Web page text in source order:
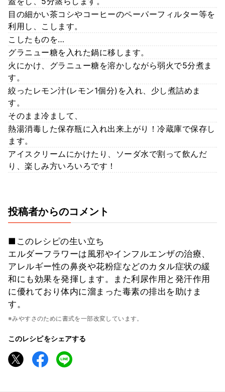
目の細かい茶コシやコーヒーのペーパーフィルター等を
利用し、こします。
こしたものを…
グラニュー糖を入れた鍋に移します。
火にかけ、グラニュー糖を溶かしながら弱火で5分煮ま
す。
絞ったレモン汁(レモン1個分)を入れ、少し煮詰めま
す。
そのまま冷まして、
熱湯消毒した保存瓶に入れ出来上がり！冷蔵庫で保存し
ます。
アイスクリームにかけたり、ソーダ水で割って飲んだ
り、楽しみ方いろいろです！
投稿者からのコメント
■このレシピの生い立ち
エルダーフラワーは風邪やインフルエンザの治療、
アレルギー性の鼻炎や花粉症などのカタル症状の緩
和にも効果を発揮します。また利尿作用と発汗作用
に優れており体内に溜まった毒素の排出を助けま
す。
※みやすさのために書式を一部改変しています。
このレシピをシェアする